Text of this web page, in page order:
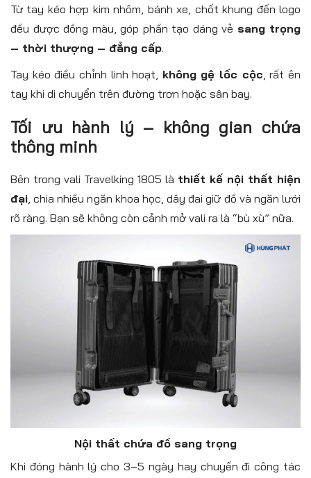
Từ tay kéo hợp kim nhôm, bánh xe, chốt khung đến logo
đều được đồng màu, góp phần tạo dáng vẻ sang trọng
– thời thượng – đẳng cấp.
Tay kéo điều chỉnh linh hoạt, không gệ lốc cộc , rất ên
tay khi di chuyển trên đường trơn hoặc sân bay.
Tối ưu hành lý – không gian chứa
thông minh
Bên trong vali Travelking 1805 là thiết kế nội thất hiện
đại, chia nhiều ngăn khoa học, dây đai giữ đồ và ngăn lưới
rõ ràng. Bạn sẽ không còn cảnh mở vali ra là “bù xù” nữa.
Nội thất chứa đồ sang trọng
Khi đóng hành lý cho 3–5 ngày hay chuyến đi công tác